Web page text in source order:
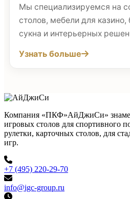
Мы специализируемся на
столов, мебели для
сукна и интерьерных
Узнать больше
Компания «ПКФ»АйДжиСи»
игровых столов для спортивного
рулетки, карточных столов, для
игр.
+7 (495) 220-29-70
info@igc-group.ru